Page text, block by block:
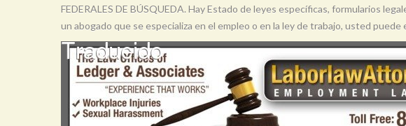
FEDERALES DE BÚSQUEDA. Hay Estado de leyes específicas, formularios
un abogado que se especializa en el empleo o en la ley de trabajo, usted